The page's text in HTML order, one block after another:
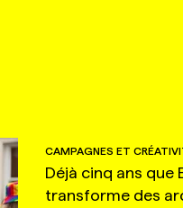
CAMPAGNES ET
Déjà cinq ans que
transforme des